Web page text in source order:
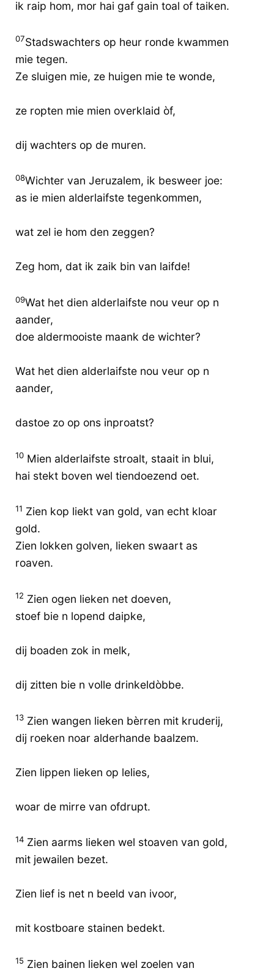
ik raip hom, mor hai gaf gain toal of taiken.
07Stadswachters op heur ronde kwammen
mie tegen.
Ze sluigen mie, ze huigen mie te wonde,
ze ropten mie mien overklaid òf,
dij wachters op de muren.
08Wichter van Jeruzalem, ik besweer joe:
as ie mien alderlaifste tegenkommen,
wat zel ie hom den zeggen?
Zeg hom, dat ik zaik bin van laifde!
09Wat het dien alderlaifste nou veur op n
aander,
doe aldermooiste maank de wichter?
Wat het dien alderlaifste nou veur op n
aander,
dastoe zo op ons inproatst?
10 Mien alderlaifste stroalt, staait in blui,
hai stekt boven wel tiendoezend oet.
11 Zien kop liekt van gold, van echt kloar
gold.
Zien lokken golven, lieken swaart as
roaven.
12 Zien ogen lieken net doeven,
stoef bie n lopend daipke,
dij boaden zok in melk,
dij zitten bie n volle drinkeldòbbe.
13 Zien wangen lieken bèrren mit kruderij,
dij roeken noar alderhande baalzem.
Zien lippen lieken op lelies,
woar de mirre van ofdrupt.
14 Zien aarms lieken wel stoaven van gold,
mit jewailen bezet.
Zien lief is net n beeld van ivoor,
mit kostboare stainen bedekt.
15 Zien bainen lieken wel zoelen van